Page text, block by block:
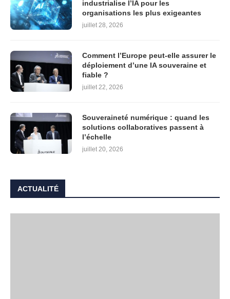
industrialise l’IA pour les
organisations les plus exigeantes
juillet 28, 2026
Comment l’Europe peut-elle assurer le
déploiement d’une IA souveraine et
fiable ?
juillet 22, 2026
Souveraineté numérique : quand les
solutions collaboratives passent à
l’échelle
juillet 20, 2026
ACTUALITÉ